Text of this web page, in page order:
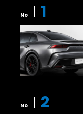
No 1
No 2